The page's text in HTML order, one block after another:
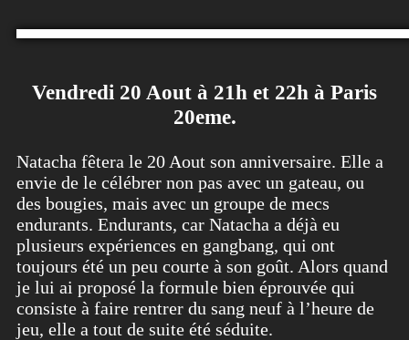
Vendredi 20 Aout à 21h et 22h à Paris
20eme.
Natacha fêtera le 20 Aout son anniversaire. Elle a
envie de le célébrer non pas avec un gateau, ou
des bougies, mais avec un groupe de mecs
endurants. Endurants, car Natacha a déjà eu
plusieurs expériences en gangbang, qui ont
toujours été un peu courte à son goût. Alors quand
je lui ai proposé la formule bien éprouvée qui
consiste à faire rentrer du sang neuf à l’heure de
jeu, elle a tout de suite été séduite.